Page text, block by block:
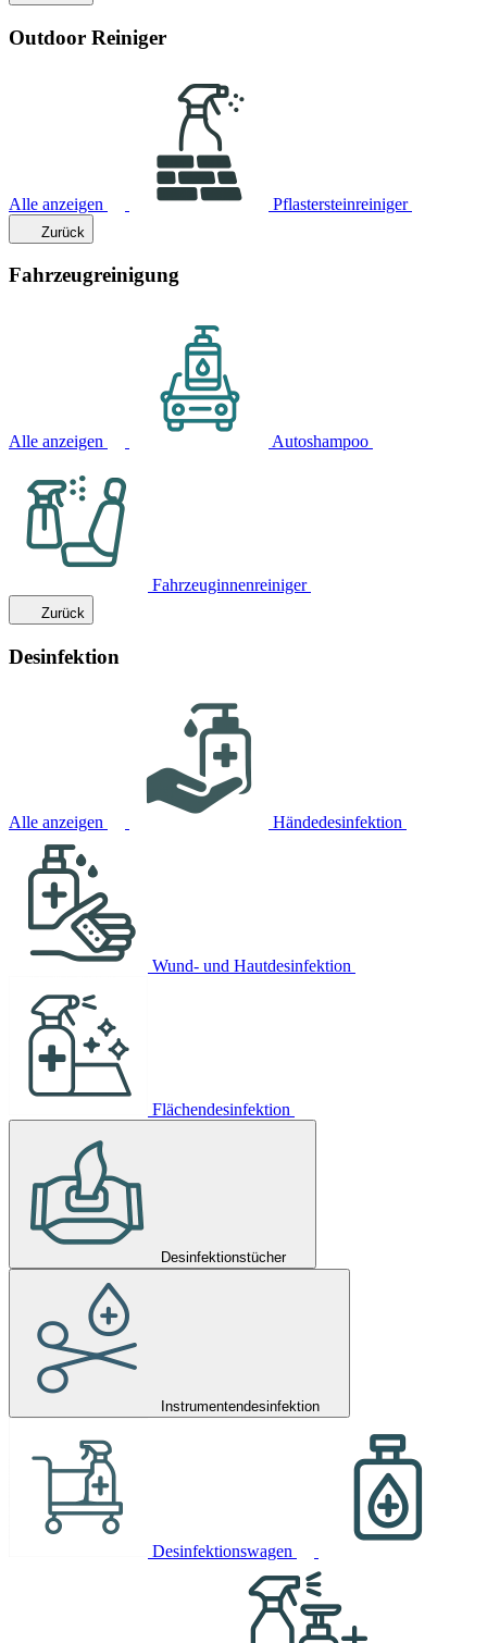
Outdoor Reiniger
Alle anzeigen Pflastersteinreiniger
Zurück
Fahrzeugreinigung
Alle anzeigen Autoshampoo
Fahrzeuginnenreiniger
Zurück
Desinfektion
Alle anzeigen Händedesinfektion
Wund- und Hautdesinfektion
Flächendesinfektion
Desinfektionstücher
Instrumentendesinfektion
Desinfektionswagen